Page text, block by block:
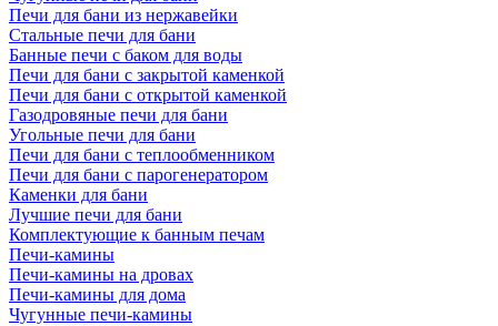
Печи для бани из нержавейки
Стальные печи для бани
Банные печи с баком для воды
Печи для бани с закрытой каменкой
Печи для бани с открытой каменкой
Газодровяные печи для бани
Угольные печи для бани
Печи для бани с теплообменником
Печи для бани с парогенератором
Каменки для бани
Лучшие печи для бани
Комплектующие к банным печам
Печи-камины
Печи-камины на дровах
Печи-камины для дома
Чугунные печи-камины